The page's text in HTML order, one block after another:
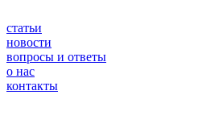
статьи
новости
вопросы и ответы
о нас
контакты